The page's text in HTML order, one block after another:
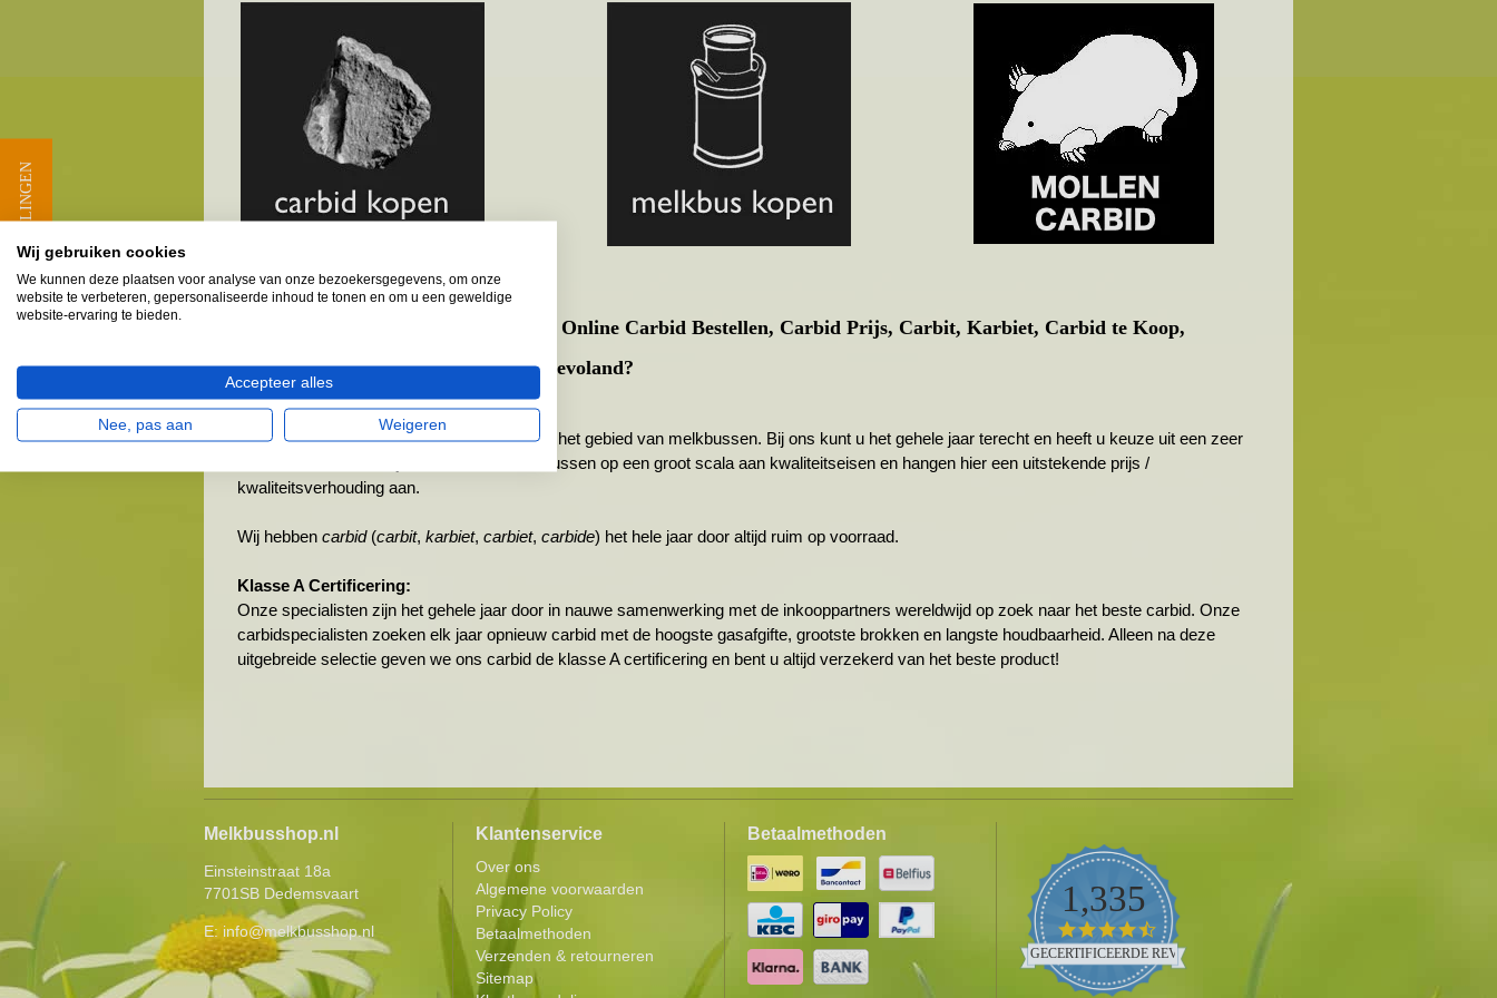
Provincie Flevoland - Carbid Kopen, Online Carbid Bestellen, Carbid Prijs, Carbit, Karbiet, Carbid te Koop,
Carbiet, Carbid verkooppunten in Flevoland?
MELKBUSSHOP.nl is de grootste speler op het gebied van melkbussen. Bij ons kunt u het gehele jaar terecht en heeft u keuze uit een zeer
breed assortiment. Wij selecteren de melkbussen op een groot scala aan kwaliteitseisen en hangen hier een uitstekende prijs /
kwaliteitsverhouding aan.
Wij hebben carbid(carbit, karbiet, carbiet, carbide) het hele jaar door altijd ruim op voorraad.
Klasse A Certificering:
Onze specialisten zijn het gehele jaar door in nauwe samenwerking met de inkooppartners wereldwijd op zoek naar het beste carbid. Onze
carbidspecialisten zoeken elk jaar opnieuw carbid met de hoogste gasafgifte, grootste brokken en langste houdbaarheid. Alleen na deze
uitgebreide selectie geven we ons carbid de klasse A certificering en bent u altijd verzekerd van het beste product!
Melkbusshop.nl
Einsteinstraat 18a
7701SB Dedemsvaart
E: info@melkbusshop.nl
Klantenservice
Over ons
Algemene voorwaarden
Privacy Policy
Betaalmethoden
Verzenden & retourneren
Sitemap
Betaalmethoden
1,335
4.5
star
rating
GECERTIFICEERDE REVIEWS
★ BEOORDELINGEN
Wij gebruiken cookies
We kunnen deze plaatsen voor analyse van onze bezoekersgegevens, om onze
website te verbeteren, gepersonaliseerde inhoud te tonen en om u een geweldige
website-ervaring te bieden.
Accepteer alles
Nee, pas aan Weigeren